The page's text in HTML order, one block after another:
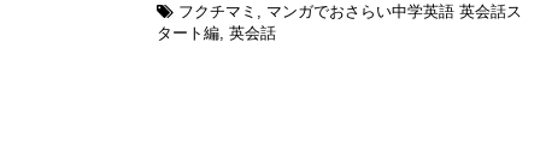
フクチマミ , マンガでおさらい中学英語 英会話ス
タート編, 英会話